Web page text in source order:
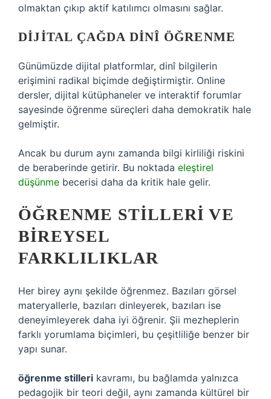
olmaktan çıkıp aktif katılımcı olmasını sağlar.
DIJITAL ÇAĞDA DINÎ ÖĞRENME
Günümüzde dijital platformlar, dinî bilgilerin
erişimini radikal biçimde değiştirmiştir. Online
dersler, dijital kütüphaneler ve interaktif forumlar
sayesinde öğrenme süreçleri daha demokratik hale
gelmiştir.
Ancak bu durum aynı zamanda bilgi kirliliği riskini
de beraberinde getirir. Bu noktada eleştirel
düşünme becerisi daha da kritik hale gelir.
ÖĞRENME STILLERI VE
BIREYSEL
FARKLILIKLAR
Her birey aynı şekilde öğrenmez. Bazıları görsel
materyallerle, bazıları dinleyerek, bazıları ise
deneyimleyerek daha iyi öğrenir. Şii mezheplerin
farklı yorumlama biçimleri, bu çeşitliliğe benzer bir
yapı sunar.
öğrenme stilleri kavramı, bu bağlamda yalnızca
pedagojik bir teori değil, aynı zamanda kültürel bir